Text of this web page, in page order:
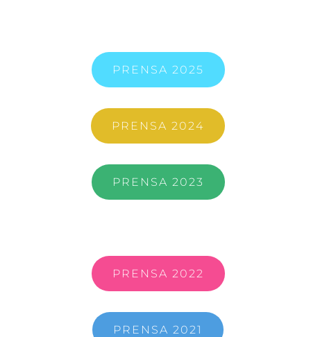
PRENSA 2025
PRENSA 2024
PRENSA 2023
PRENSA 2022
PRENSA 2021